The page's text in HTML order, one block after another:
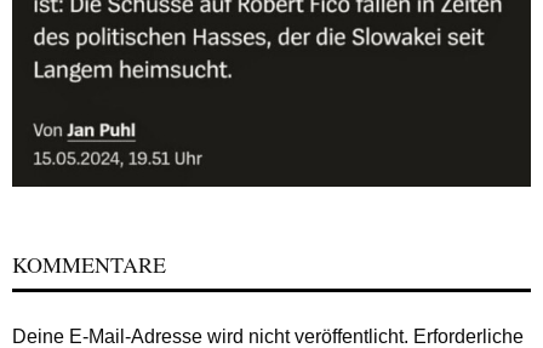
KOMMENTARE
Deine E-Mail-Adresse wird nicht veröffentlicht. Erforderliche